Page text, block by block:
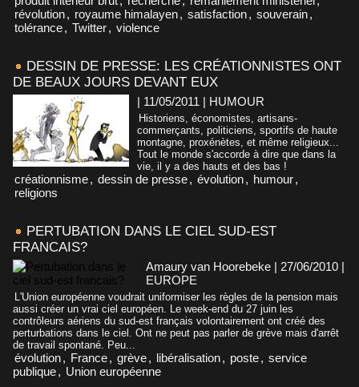
révolution, royaume himalayen, satisfaction, souverain,
tolérance, Twitter, violence
DESSIN DE PRESSE: LES CRÉATIONNISTES ONT
DE BEAUX JOURS DEVANT EUX
| 11/05/2011 | HUMOUR
Historiens, économistes, artisans-
commerçants, politiciens, sportifs de haute
montagne, proxénètes, et même religieux...
Tout le monde s'accorde à dire que dans la
vie, il y a des hauts et des bas !
créationnisme, dessin de presse, évolution, humour,
religions
PERTUBATION DANS LE CIEL SUD-EST
FRANCAIS?
Amaury van Hoorebeke | 27/06/2010 |
EUROPE
L'Union européenne voudrait uniformiser les règles de la pension mais
aussi créer un vrai ciel européen. Le week-end du 27 juin les
contrôleurs aériens du sud-est français volontairement ont créé des
perturbations dans le ciel. Ont ne peut pas parler de grève mais d'arrêt
de travail spontané. Peu...
évolution, France, grève, libéralisation, poste, service
publique, Union européenne